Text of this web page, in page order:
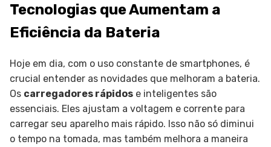
Tecnologias que Aumentam a
Eficiência da Bateria
Hoje em dia, com o uso constante de smartphones, é
crucial entender as novidades que melhoram a bateria.
Os carregadores rápidos e inteligentes são
essenciais. Eles ajustam a voltagem e corrente para
carregar seu aparelho mais rápido. Isso não só diminui
o tempo na tomada, mas também melhora a maneira